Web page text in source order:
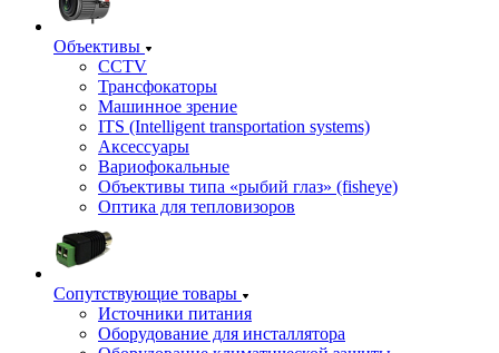
Объективы
CCTV
Трансфокаторы
Машинное зрение
ITS (Intelligent transportation systems)
Аксессуары
Вариофокальные
Объективы типа «рыбий глаз» (fisheye)
Оптика для тепловизоров
Сопутствующие товары
Источники питания
Оборудование для инсталлятора